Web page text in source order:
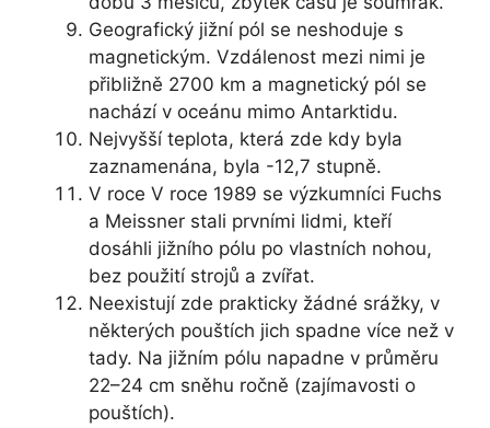
Geografický jižní pól se neshoduje s
magnetickým. Vzdálenost mezi nimi je
přibližně 2700 km a magnetický pól se
nachází v oceánu mimo Antarktidu.
Nejvyšší teplota, která zde kdy byla
zaznamenána, byla -12,7 stupně.
V roce V roce 1989 se výzkumníci Fuchs
a Meissner stali prvními lidmi, kteří
dosáhli jižního pólu po vlastních nohou,
bez použití strojů a zvířat.
Neexistují zde prakticky žádné srážky, v
některých pouštích jich spadne více než v
tady. Na jižním pólu napadne v průměru
22–24 cm sněhu ročně (zajímavosti o
pouštích).